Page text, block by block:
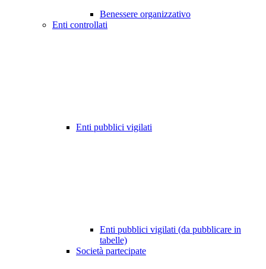
Benessere organizzativo
Enti controllati
Enti pubblici vigilati
Enti pubblici vigilati (da pubblicare in
tabelle)
Società partecipate